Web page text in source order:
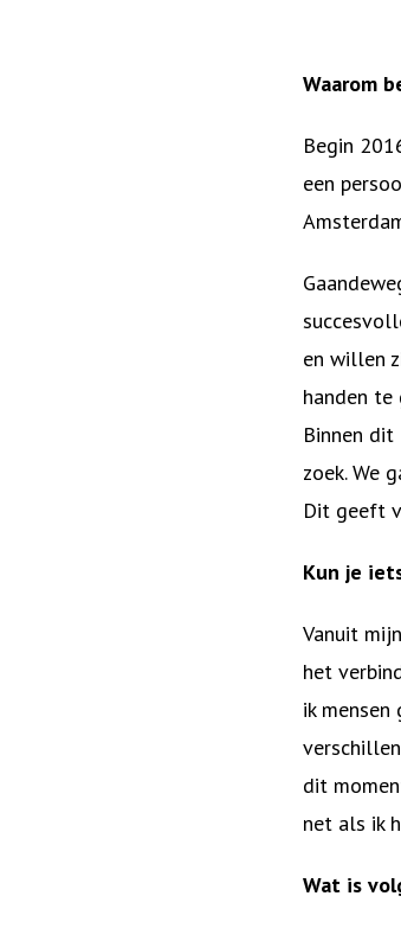
Waarom
Begin
een
en willen
handen te
Binnen
zoek. We
Dit geeft
Kun je
Vanuit
het
ik
dit
net als ik
Wat is